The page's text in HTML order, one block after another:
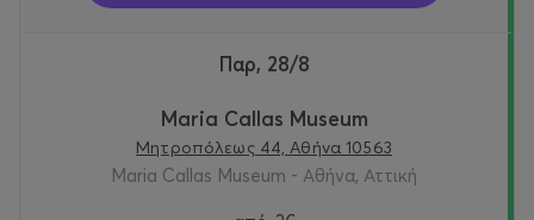
Παρ, 28/8
Maria Callas Museum
Μητροπόλεως 44, Αθήνα 10563
Maria Callas Museum - Αθήνα, Αττική